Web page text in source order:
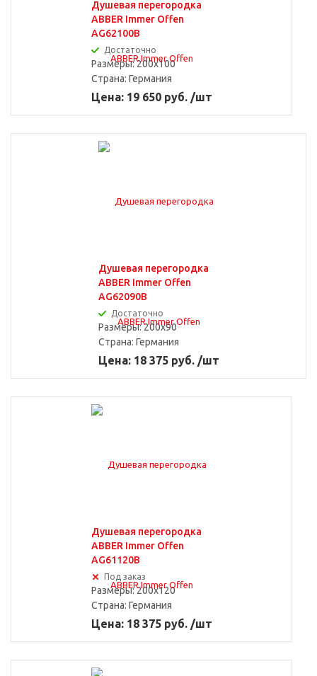
Душевая перегородка
ABBER Immer Offen
AG62100B
Достаточно
Размеры: 200x100
Страна: Германия
Цена: 19 650 руб. /шт
Душевая перегородка
ABBER Immer Offen
AG62090B
Достаточно
Размеры: 200x90
Страна: Германия
Цена: 18 375 руб. /шт
Душевая перегородка
ABBER Immer Offen
AG61120B
Под заказ
Размеры: 200x120
Страна: Германия
Цена: 18 375 руб. /шт